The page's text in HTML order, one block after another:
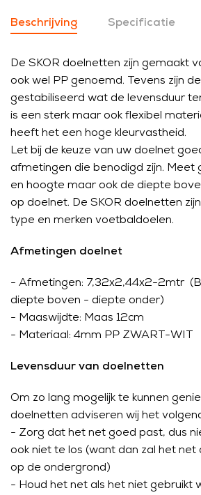
Beschrijving Specificatie
De SKOR doelnetten zijn gemaakt
ook wel PP genoemd. Tevens zijn
gestabiliseerd wat de levensduur
is een sterk maar ook flexibel
heeft het een hoge kleurvastheid.
Let bij de keuze van uw doelnet
afmetingen die benodigd zijn. Meet
en hoogte maar ook de diepte
op doelnet. De SKOR doelnetten
type en merken voetbaldoelen.
Afmetingen doelnet
- Afmetingen: 7,32x2,44x2-2mtr
diepte boven - diepte onder)
- Maaswijdte: Maas 12cm
- Materiaal: 4mm PP ZWART-WIT
Levensduur van doelnetten
Om zo lang mogelijk te kunnen
doelnetten adviseren wij het
- Zorg dat het net goed past, dus
ook niet te los (want dan zal het net
op de ondergrond)
- Houd het net als het niet gebruikt